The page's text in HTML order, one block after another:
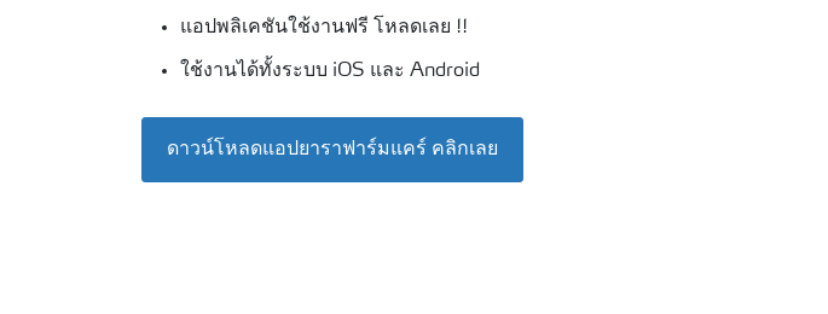
แอปพลิเคชันใช้งานฟรี โหลดเลย !!
ใช้งานได้ทั้งระบบ iOS และ Android
ดาวน์โหลดแอปยาราฟาร์มแคร์ คลิกเลย